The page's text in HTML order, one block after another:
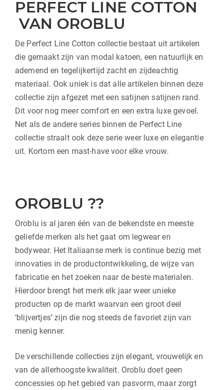
PERFECT LINE COTTON
VAN OROBLU
De Perfect Line Cotton collectie bestaat uit artikelen
die gemaakt zijn van modal katoen, een natuurlijk en
ademend en tegelijkertijd zacht en zijdeachtig
materiaal. Ook uniek is dat alle artikelen binnen deze
collectie zijn afgezet met een satijnen satijnen rand.
Dit voor nog meer comfort en een extra luxe gevoel.
Net als de andere series binnen de Perfect Line
collectie straalt ook deze serie weer luxe en elegantie
uit. Kortom een mast-have voor elke vrouw.
OROBLU ??
Oroblu is al jaren één van de bekendste en meeste
geliefde merken als het gaat om legwear en
bodywear. Het Italiaanse merk is continue bezig met
innovaties in de productontwikkeling, de wijze van
fabricatie en het zoeken naar de beste materialen.
Hierdoor brengt het merk elk jaar weer unieke
producten op de markt waarvan een groot deel
‘blijvertjes’ zijn die nog steeds de favoriet zijn van
menig kenner.
De verschillende collecties zijn elegant, vrouwelijk en
van de allerhoogste kwaliteit. Oroblu doet geen
concessies op het gebied van pasvorm, maar zorgt